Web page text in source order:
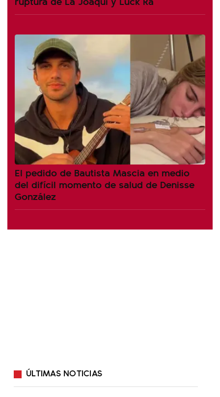
El pedido de Bautista Mascia en medio
del difícil momento de salud de Denisse
González
ÚLTIMAS NOTICIAS